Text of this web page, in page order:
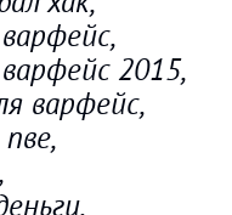
2015,
варфейс,